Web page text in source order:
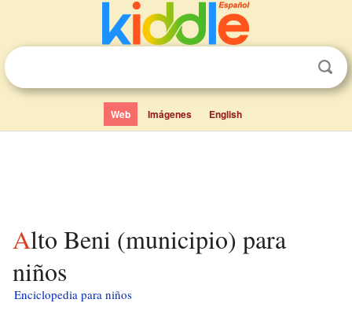
Web Imágenes English
Alto Beni (municipio) para
niños
Enciclopedia para niños